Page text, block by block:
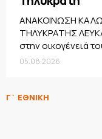
ΑΝΑΚΟΙΝΩΣΗ
ΤΗΛΥΚΡΑΤΗΣ
στην οικογένειά
05.08.2026
Γ΄ ΕΘΝΙΚΗ